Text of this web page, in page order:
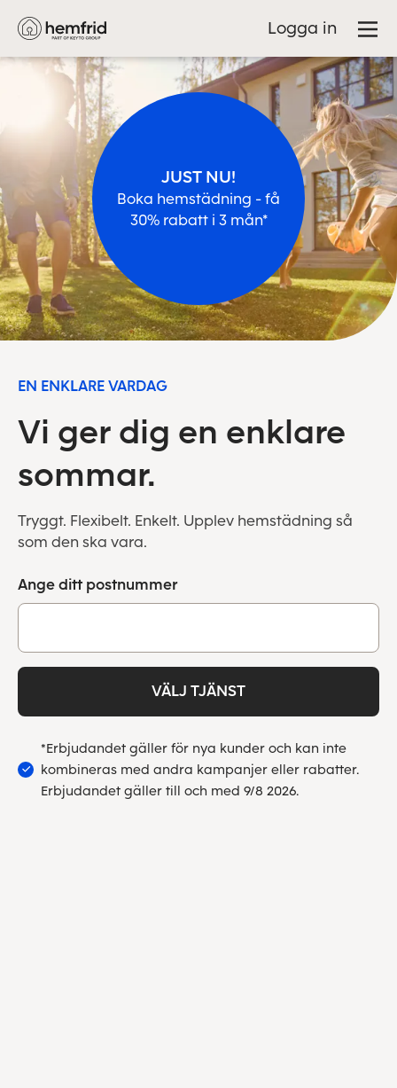
Logga in
JUST NU!
Boka hemstädning - få
30% rabatt i 3 mån*
EN ENKLARE VARDAG
Vi ger dig en enklare
sommar.
Tryggt. Flexibelt. Enkelt. Upplev hemstädning så
som den ska vara.
Ange ditt postnummer
VÄLJ TJÄNST
*Erbjudandet gäller för nya kunder och kan inte
kombineras med andra kampanjer eller rabatter.
Erbjudandet gäller till och med 9/8 2026.